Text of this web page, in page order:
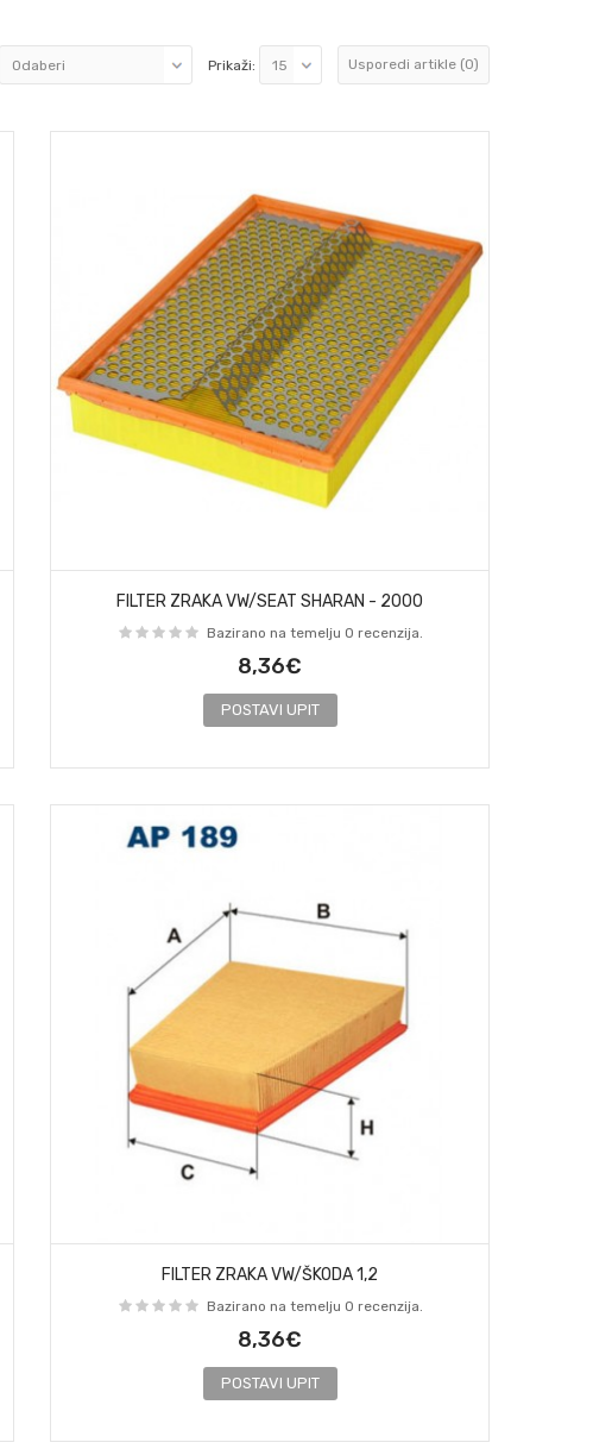
Prikaži: Usporedi artikle (0)
FILTER ZRAKA VW/SEAT SHARAN - 2000
Bazirano na temelju 0 recenzija.
8,36€
POSTAVI UPIT
FILTER ZRAKA VW/ŠKODA 1,2
Bazirano na temelju 0 recenzija.
8,36€
POSTAVI UPIT